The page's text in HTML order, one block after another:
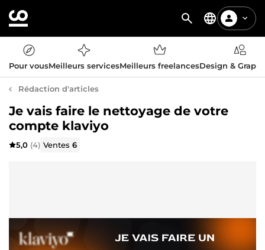
Pour vousMeilleurs servicesMeilleurs freelancesDesign &
Rédaction d'articles
Je vais faire le nettoyage de votre
compte klaviyo
5,0 (4) Ventes6